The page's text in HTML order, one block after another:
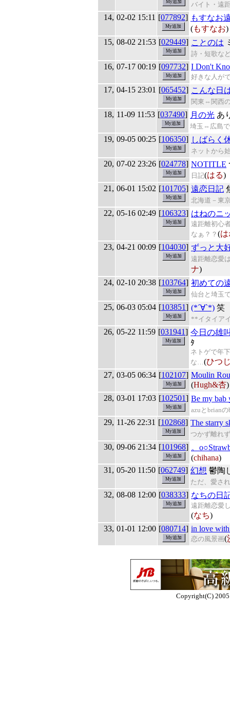
バイト・遠
14, 02-02 15:11 [077892] もすなお
(もすなお)
15, 08-02 21:53 [029449] ことのは
詩・短歌な
16, 07-17 00:19 [097732] I Don't
好きな人が
17, 04-15 23:01 [065452] こんな日
関東⇔関西
18, 11-09 11:53 [037490] 月の光 あ
埼玉⇔広島で
19, 09-05 00:25 [106350] しばらく
ネットから
20, 07-02 23:26 [024778] NOTITLE
日記(はる)
21, 06-01 15:02 [101705] 遠恋日記
北海道－東
22, 05-16 02:49 [106323] はねのニ
遠距離初心
なぁ？？ (
23, 04-21 00:09 [104030] ずっと大
遠距離恋愛
ナ)
24, 02-10 20:38 [103764] 初めての
仙台と埼玉
25, 06-03 05:04 [103851] (*´∀`*) 笑
**イタイア
26, 05-22 11:59 [031941] 今日の雄
ﾀ
ネトゲで年
な…(ひつ
27, 03-05 06:34 [102107] Moulin
(Hugh&杏)
28, 03-01 17:03 [102501] Be my bab
azuとbrian
29, 11-26 22:31 [102868] The starry
つかず離れ
30, 09-06 21:34 [101968] 。
(chihana)
31, 05-20 11:50 [062749] 幻想 鬱陶
ただ、愛さ
32, 08-08 12:00 [038333] なちの日
遠距離恋愛
(なち)
33, 01-01 12:00 [080714] in love
恋の風景画(
Copyright(C)